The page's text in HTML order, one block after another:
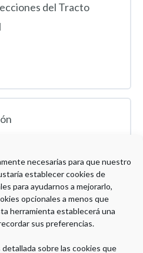
necesarias para que nuestro
establecer cookies de
para ayudarnos a mejorarlo,
opcionales a menos que
herramienta establecerá una
sus preferencias.
sobre las cookies que
del Tracto